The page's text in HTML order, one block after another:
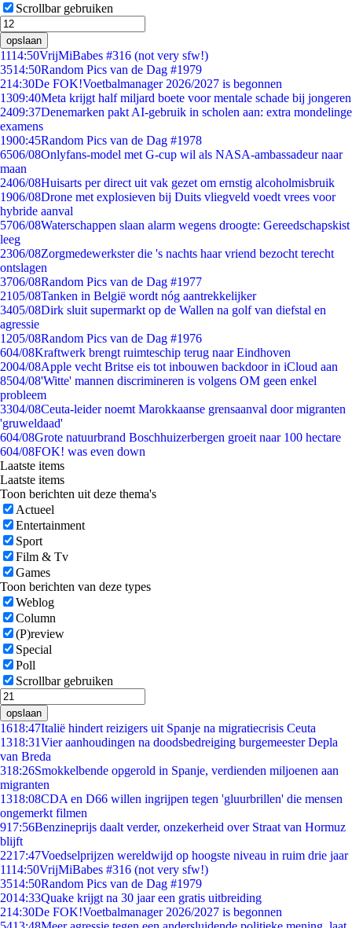
Scrollbar gebruiken
opslaan
1114:50VrijMiBabes #316 (not very sfw!)
3514:50Random Pics van de Dag #1979
214:30De FOK!Voetbalmanager 2026/2027 is begonnen
1309:40Meta krijgt half miljard boete voor mentale schade bij jongeren
2409:37Denemarken pakt AI-gebruik in scholen aan: extra mondelinge
examens
1900:45Random Pics van de Dag #1978
6506/08Onlyfans-model met G-cup wil als NASA-ambassadeur naar
maan
2406/08Huisarts per direct uit vak gezet om ernstig alcoholmisbruik
1906/08Drone met explosieven bij Duits vliegveld voedt vrees voor
hybride aanval
5706/08Waterschappen slaan alarm wegens droogte: Gereedschapskist
leeg
2306/08Zorgmedewerkster die 's nachts haar vriend bezocht terecht
ontslagen
3706/08Random Pics van de Dag #1977
2105/08Tanken in België wordt nóg aantrekkelijker
3405/08Dirk sluit supermarkt op de Wallen na golf van diefstal en
agressie
1205/08Random Pics van de Dag #1976
604/08Kraftwerk brengt ruimteschip terug naar Eindhoven
2004/08Apple vecht Britse eis tot inbouwen backdoor in iCloud aan
8504/08'Witte' mannen discrimineren is volgens OM geen enkel
probleem
3304/08Ceuta-leider noemt Marokkaanse grensaanval door migranten
'gruweldaad'
604/08Grote natuurbrand Boschhuizerbergen groeit naar 100 hectare
604/08FOK! was even down
Laatste items
Laatste items
Toon berichten uit deze thema's
Actueel
Entertainment
Sport
Film & Tv
Games
Toon berichten van deze types
Weblog
Column
(P)review
Special
Poll
Scrollbar gebruiken
opslaan
1618:47Italië hindert reizigers uit Spanje na migratiecrisis Ceuta
1318:31Vier aanhoudingen na doodsbedreiging burgemeester Depla
van Breda
318:26Smokkelbende opgerold in Spanje, verdienden miljoenen aan
migranten
1318:08CDA en D66 willen ingrijpen tegen 'gluurbrillen' die mensen
ongemerkt filmen
917:56Benzineprijs daalt verder, onzekerheid over Straat van Hormuz
blijft
2217:47Voedselprijzen wereldwijd op hoogste niveau in ruim drie jaar
1114:50VrijMiBabes #316 (not very sfw!)
3514:50Random Pics van de Dag #1979
2014:33Quake krijgt na 30 jaar een gratis uitbreiding
214:30De FOK!Voetbalmanager 2026/2027 is begonnen